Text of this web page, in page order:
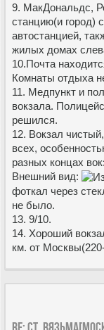
9. МакДональдс,
станцию(и город)
автостанцией,
жилых домах
10.Почта
Комнаты отдыха
11. Медпункт и
вокзала.
решился.
12. Вокзал
всех,
разных концах
Внешний вид:
фоткал через
не было.
13. 9/10.
14. Хороший
км. от